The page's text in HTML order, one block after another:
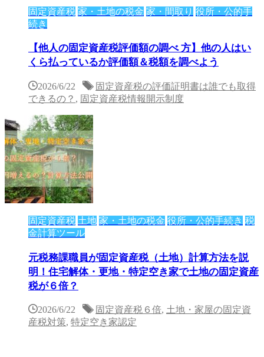
固定資産税 家・土地の税金 家・間取り 役所・公的手
続き
【他人の固定資産税評価額の調べ 方】他の人はい
くら払っているか評価額＆税額を調べよう
2026/6/22
固定資産税の評価証明書は誰でも取得
できるの？ , 固定資産税情報開示制度
固定資産税 土地 家・土地の税金 役所・公的手続き 税
金計算ツール
元税務課職員が固定資産税（土地）計算方法を説
明！住宅解体・更地・特定空き家で土地の固定資産
税が６倍？
2026/6/22 固定資産税６倍, 土地・家屋の固定資
産税対策, 特定空き家認定